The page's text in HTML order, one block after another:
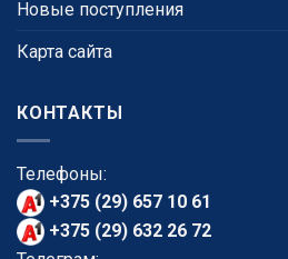
Новые поступления
Карта сайта
КОНТАКТЫ
Телефоны:
+375 (29) 657 10 61
+375 (29) 632 26 72